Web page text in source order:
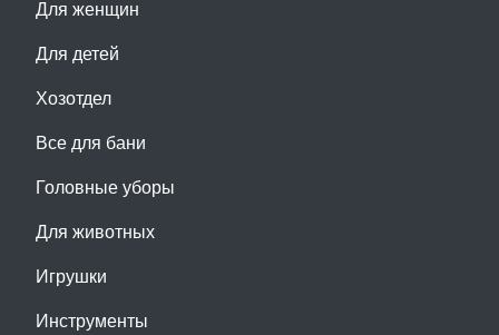
Для женщин
Для детей
Хозотдел
Все для бани
Головные уборы
Для животных
Игрушки
Инструменты